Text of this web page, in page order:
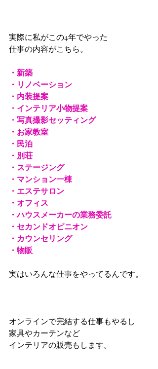
実際に私がこの4年でやった
仕事の内容がこちら。
・新築
・リノベーション
・内装提案
・インテリア小物提案
・写真撮影セッティング
・お家教室
・民泊
・別荘
・ステージング
・マンション一棟
・エステサロン
・オフィス
・ハウスメーカーの業務委託
・セカンドオピニオン
・カウンセリング
・物販
実はいろんな仕事をやってるんです。
オンラインで完結する仕事もやるし
家具やカーテンなど
インテリアの販売もします。